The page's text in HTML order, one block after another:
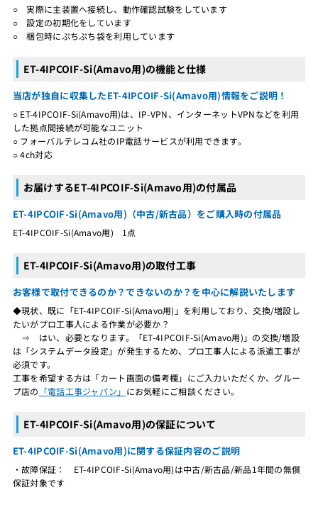
○ 実際に主装置へ接続し、動作確認試験をしています
○ 設定の初期化をしています
○ 梱包時にぷちぷち袋を利用しています
ET-4IPCOIF-Si(Amavo用)の機能と仕様
当店が独自に収集したET-4IPCOIF-Si(Amavo用)情報をご説明！
○ ET-4IPCOIF-Si(Amavo用)は、IP-VPN、インターネットVPNなどを利用
した拠点間接続が可能なユニット
○ フォーバルテレコム社のIP電話サービスが利用できます。
○ 4ch対応
お届けするET-4IPCOIF-Si(Amavo用)の付属品
ET-4IPCOIF-Si(Amavo用)（中古/新古品）をご購入時の付属品
ET-4IPCOIF-Si(Amavo用) 1点
ET-4IPCOIF-Si(Amavo用)の取付工事
お客様で取付できるのか？できないのか？を中心に解説いたします
◆現状、既に「ET-4IPCOIF-Si(Amavo用)」を利用しており、交換/増設し
たいがプロ工事人による作業が必要か？
⇒ はい、必要となります。「ET-4IPCOIF-Si(Amavo用)」の交換/増設
は「システムデータ設定」が発生するため、プロ工事人による派遣工事が
必須です。
工事を希望する方は「カート画面の備考欄」にご入力いただくか、グルー
プ店の 「電話工事ジャパン」 にお気軽にご相談ください。
ET-4IPCOIF-Si(Amavo用)の保証について
ET-4IPCOIF-Si(Amavo用)に関する保証内容のご説明
・故障保証： ET-4IPCOIF-Si(Amavo用)は中古/新古品/新品1年間の無償
保証対象です